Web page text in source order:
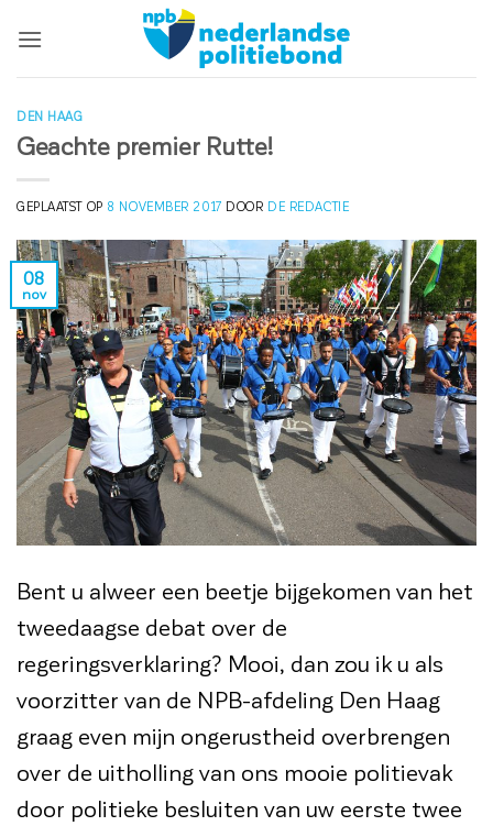
naar
DEN HAAG
Geachte premier Rutte!
GEPLAATST OP 8 NOVEMBER 2017 DOOR DE REDACTIE
08
nov
Bent u alweer een beetje bijgekomen van het
tweedaagse debat over de
regeringsverklaring? Mooi, dan zou ik u als
voorzitter van de NPB-afdeling Den Haag
graag even mijn ongerustheid overbrengen
over de uitholling van ons mooie politievak
door politieke besluiten van uw eerste twee